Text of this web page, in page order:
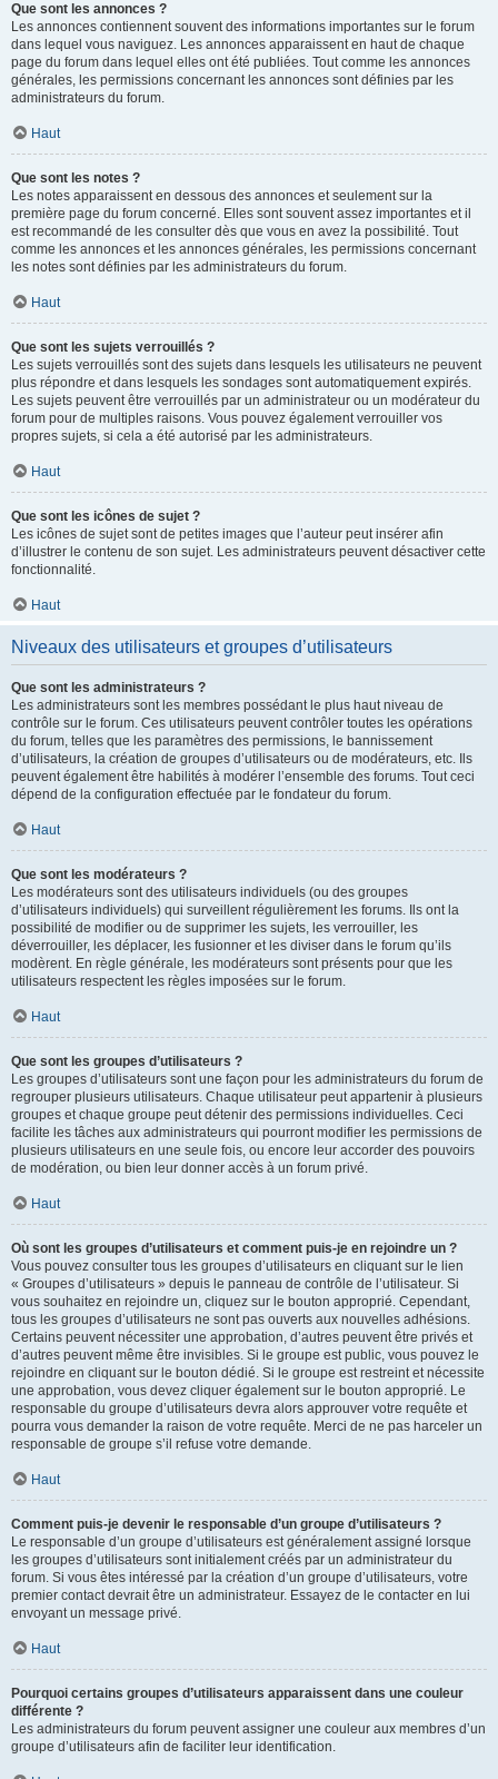
Que sont les annonces ?
Les annonces contiennent souvent des informations importantes sur le forum
dans lequel vous naviguez. Les annonces apparaissent en haut de chaque
page du forum dans lequel elles ont été publiées. Tout comme les annonces
générales, les permissions concernant les annonces sont définies par les
administrateurs du forum.
Haut
Que sont les notes ?
Les notes apparaissent en dessous des annonces et seulement sur la
première page du forum concerné. Elles sont souvent assez importantes et il
est recommandé de les consulter dès que vous en avez la possibilité. Tout
comme les annonces et les annonces générales, les permissions concernant
les notes sont définies par les administrateurs du forum.
Haut
Que sont les sujets verrouillés ?
Les sujets verrouillés sont des sujets dans lesquels les utilisateurs ne peuvent
plus répondre et dans lesquels les sondages sont automatiquement expirés.
Les sujets peuvent être verrouillés par un administrateur ou un modérateur du
forum pour de multiples raisons. Vous pouvez également verrouiller vos
propres sujets, si cela a été autorisé par les administrateurs.
Haut
Que sont les icônes de sujet ?
Les icônes de sujet sont de petites images que l’auteur peut insérer afin
d’illustrer le contenu de son sujet. Les administrateurs peuvent désactiver cette
fonctionnalité.
Haut
Niveaux des utilisateurs et groupes d’utilisateurs
Que sont les administrateurs ?
Les administrateurs sont les membres possédant le plus haut niveau de
contrôle sur le forum. Ces utilisateurs peuvent contrôler toutes les opérations
du forum, telles que les paramètres des permissions, le bannissement
d’utilisateurs, la création de groupes d’utilisateurs ou de modérateurs, etc. Ils
peuvent également être habilités à modérer l’ensemble des forums. Tout ceci
dépend de la configuration effectuée par le fondateur du forum.
Haut
Que sont les modérateurs ?
Les modérateurs sont des utilisateurs individuels (ou des groupes
d’utilisateurs individuels) qui surveillent régulièrement les forums. Ils ont la
possibilité de modifier ou de supprimer les sujets, les verrouiller, les
déverrouiller, les déplacer, les fusionner et les diviser dans le forum qu’ils
modèrent. En règle générale, les modérateurs sont présents pour que les
utilisateurs respectent les règles imposées sur le forum.
Haut
Que sont les groupes d’utilisateurs ?
Les groupes d’utilisateurs sont une façon pour les administrateurs du forum de
regrouper plusieurs utilisateurs. Chaque utilisateur peut appartenir à plusieurs
groupes et chaque groupe peut détenir des permissions individuelles. Ceci
facilite les tâches aux administrateurs qui pourront modifier les permissions de
plusieurs utilisateurs en une seule fois, ou encore leur accorder des pouvoirs
de modération, ou bien leur donner accès à un forum privé.
Haut
Où sont les groupes d’utilisateurs et comment puis-je en rejoindre un ?
Vous pouvez consulter tous les groupes d’utilisateurs en cliquant sur le lien
« Groupes d’utilisateurs » depuis le panneau de contrôle de l’utilisateur. Si
vous souhaitez en rejoindre un, cliquez sur le bouton approprié. Cependant,
tous les groupes d’utilisateurs ne sont pas ouverts aux nouvelles adhésions.
Certains peuvent nécessiter une approbation, d’autres peuvent être privés et
d’autres peuvent même être invisibles. Si le groupe est public, vous pouvez le
rejoindre en cliquant sur le bouton dédié. Si le groupe est restreint et nécessite
une approbation, vous devez cliquer également sur le bouton approprié. Le
responsable du groupe d’utilisateurs devra alors approuver votre requête et
pourra vous demander la raison de votre requête. Merci de ne pas harceler un
responsable de groupe s’il refuse votre demande.
Haut
Comment puis-je devenir le responsable d’un groupe d’utilisateurs ?
Le responsable d’un groupe d’utilisateurs est généralement assigné lorsque
les groupes d’utilisateurs sont initialement créés par un administrateur du
forum. Si vous êtes intéressé par la création d’un groupe d’utilisateurs, votre
premier contact devrait être un administrateur. Essayez de le contacter en lui
envoyant un message privé.
Haut
Pourquoi certains groupes d’utilisateurs apparaissent dans une couleur
différente ?
Les administrateurs du forum peuvent assigner une couleur aux membres d’un
groupe d’utilisateurs afin de faciliter leur identification.